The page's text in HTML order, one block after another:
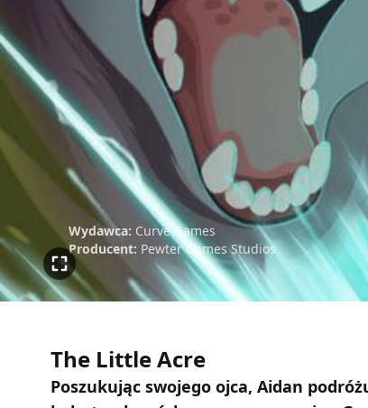
Wydawca: Curve Games
Producent: Pewter Games Studios
The Little Acre
Poszukując swojego ojca, Aidan